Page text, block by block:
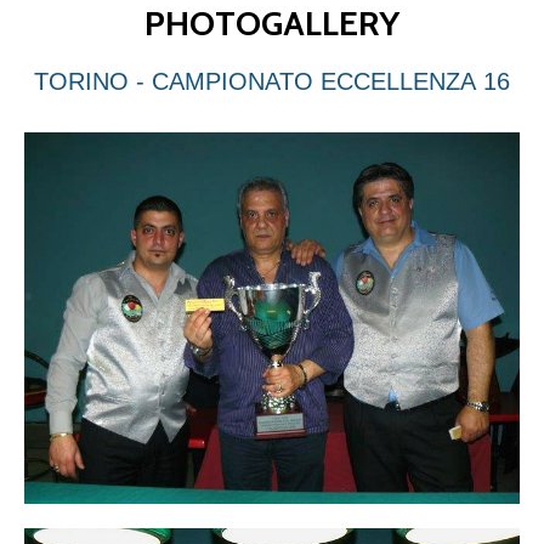
PHOTOGALLERY
TORINO - CAMPIONATO ECCELLENZA 16